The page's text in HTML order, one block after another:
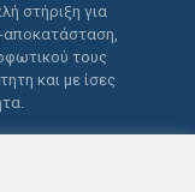
στήριξη για
αποκατάσταση,
τους
και με ίσες